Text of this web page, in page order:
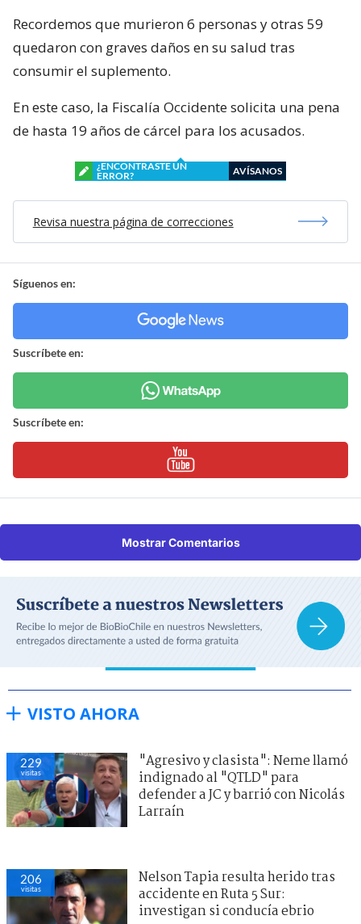
Recordemos que murieron 6 personas y otras 59
quedaron con graves daños en su salud tras
consumir el suplemento.
En este caso, la Fiscalía Occidente solicita una pena
de hasta 19 años de cárcel para los acusados.
¿ENCONTRASTE UN
ERROR?
AVÍSANOS
Revisa nuestra página de correcciones
Síguenos en:
Suscríbete en:
Suscríbete en:
Mostrar Comentarios
VISTO AHORA
229
visitas
"Agresivo y clasista": Neme llamó
indignado al "QTLD" para
defender a JC y barrió con Nicolás
Larraín
206
visitas
Nelson Tapia resulta herido tras
accidente en Ruta 5 Sur:
investigan si conducía ebrio